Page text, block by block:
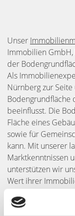
Unser
Immobilien
der
Als
Nürnberg zur
Bodengrundfläche
beeinflusst. Die
Fläche eines
sowie für
kann. Mit unserer
Marktkenntnissen
unterstützen wir
Wert ihrer
bieten wir eine